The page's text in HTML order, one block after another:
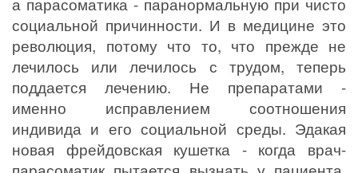
социальной причинности. И в медицине это
революция, потому что то, что прежде не
лечилось или лечилось с трудом, теперь
поддается лечению. Не препаратами -
именно исправлением соотношения
индивида и его социальной среды. Эдакая
новая фрейдовская кушетка - когда врач-